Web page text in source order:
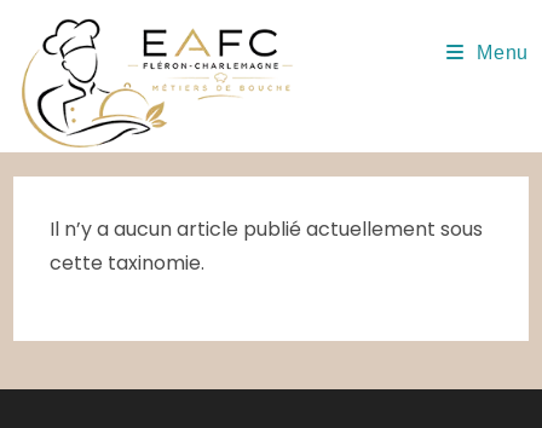
content
Menu
Il n’y a aucun article publié actuellement sous
cette taxinomie.